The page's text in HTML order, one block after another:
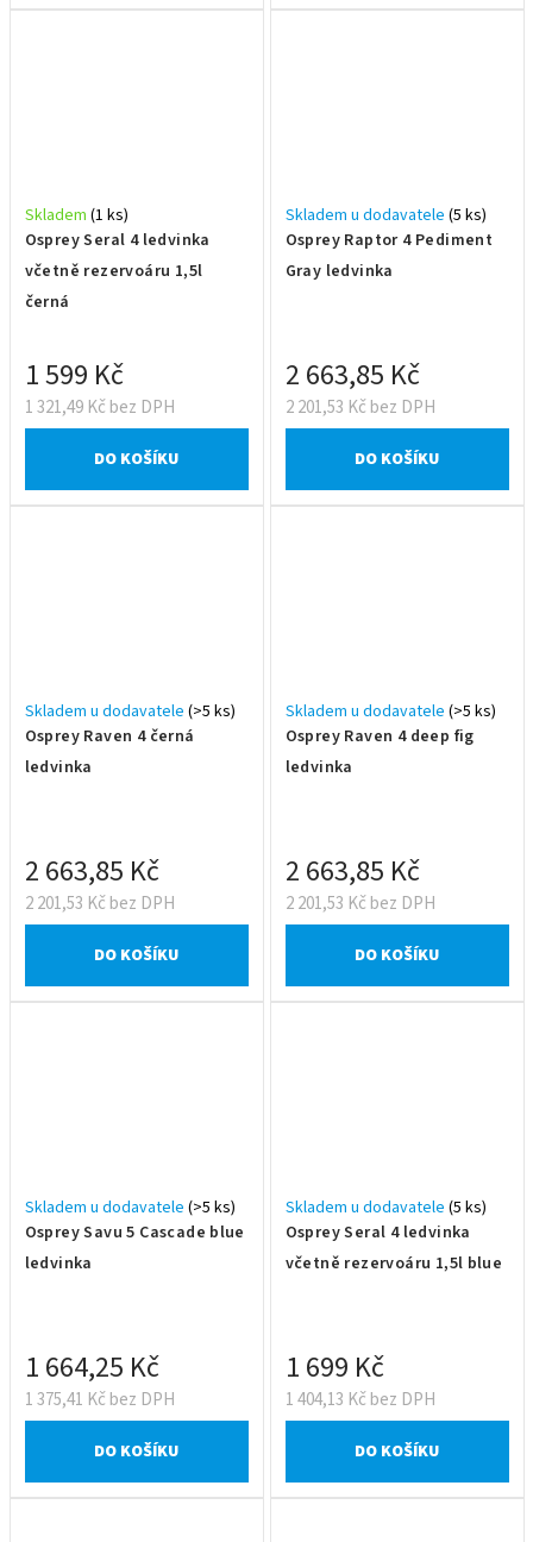
Osprey Seral 4 ledvinka
včetně rezervoáru 1,5l
černá
Skladem (1 ks)
1 321,49 Kč bez DPH
1 599 Kč
DO KOŠÍKU
Osprey Raptor 4 Pediment
Gray ledvinka
Skladem u dodavatele (5 ks)
2 201,53 Kč bez DPH
2 663,85 Kč
DO KOŠÍKU
Osprey Raven 4 černá
ledvinka
Skladem u dodavatele (>5 ks)
2 201,53 Kč bez DPH
2 663,85 Kč
DO KOŠÍKU
Osprey Raven 4 deep fig
ledvinka
Skladem u dodavatele (>5 ks)
2 201,53 Kč bez DPH
2 663,85 Kč
DO KOŠÍKU
Osprey Savu 5 Cascade blue
ledvinka
Skladem u dodavatele (>5 ks)
1 375,41 Kč bez DPH
1 664,25 Kč
DO KOŠÍKU
Osprey Seral 4 ledvinka
včetně rezervoáru 1,5l blue
Skladem u dodavatele (5 ks)
1 404,13 Kč bez DPH
1 699 Kč
DO KOŠÍKU